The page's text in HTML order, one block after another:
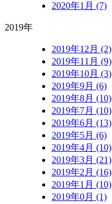
2020年1月 (7)
2019年
2019年12月 (2)
2019年11月 (9)
2019年10月 (3)
2019年9月 (6)
2019年8月 (10)
2019年7月 (10)
2019年6月 (13)
2019年5月 (6)
2019年4月 (10)
2019年3月 (21)
2019年2月 (16)
2019年1月 (10)
2019年0月 (1)